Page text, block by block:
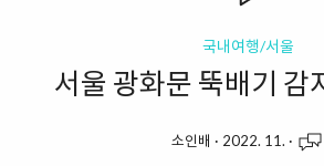
국내여행/서울
서울 광화문 뚝배기 감
소인배 · 2022. 11. ·